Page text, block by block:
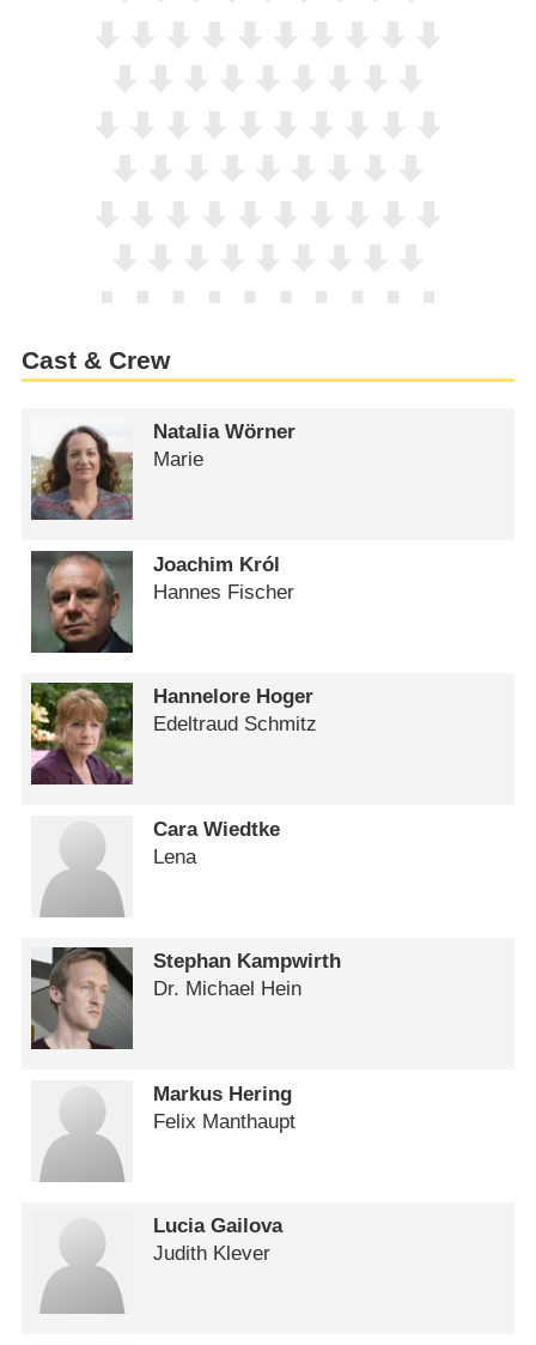
Cast & Crew
Natalia Wörner
Marie
Joachim Król
Hannes Fischer
Hannelore Hoger
Edeltraud Schmitz
Cara Wiedtke
Lena
Stephan Kampwirth
Dr. Michael Hein
Markus Hering
Felix Manthaupt
Lucia Gailova
Judith Klever